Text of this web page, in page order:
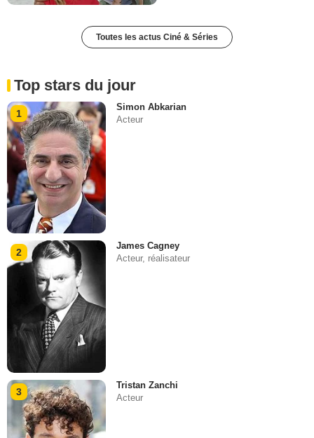
Toutes les actus Ciné & Séries
Top stars du jour
1
Simon Abkarian
Acteur
2
James Cagney
Acteur, réalisateur
3
Tristan Zanchi
Acteur